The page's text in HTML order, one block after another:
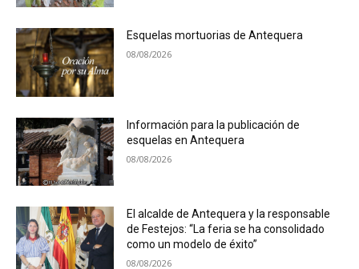
Esquelas mortuorias de Antequera
08/08/2026
Información para la publicación de
esquelas en Antequera
08/08/2026
El alcalde de Antequera y la responsable
de Festejos: “La feria se ha consolidado
como un modelo de éxito”
08/08/2026